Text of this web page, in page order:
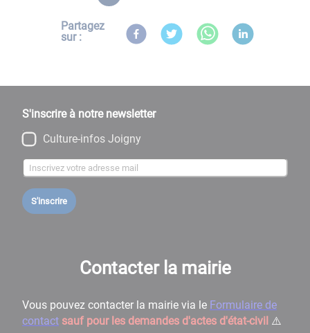
Partagez
sur :
S'inscrire à notre newsletter
Culture-infos Joigny
S'inscrire
Contacter la mairie
Vous pouvez contacter la mairie via le Formulaire de
contact sauf pour les demandes d'actes d'état-civil ⚠️